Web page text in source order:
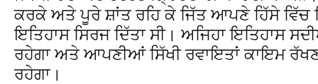
ਕਰਕੇ ਅਤੇ ਪੂਰੇ ਸ਼ਾਂਤ ਰਹਿ ਕੇ ਜਿੱਤ ਆਪਣੇ ਹਿੱਸੇ ਵਿੱਚ
ਇਤਿਹਾਸ ਸਿਰਜ ਦਿੱਤਾ ਸੀ। ਅਜਿਹਾ ਇਤਿਹਾਸ
ਰਹੇਗਾ ਅਤੇ ਆਪਣੀਆਂ ਸਿੱਖੀ ਰਵਾਇਤਾਂ ਕਾਇਮ
ਰਹੇਗਾ।